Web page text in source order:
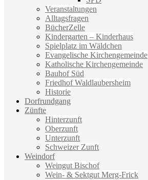
Veranstaltungen
Alltagsfragen
BücherZelle
Kindergarten – Kinderhaus
Spielplatz im Wäldchen
Evangelische Kirchengemeinde
Katholische Kirchengemeinde
Bauhof Süd
Friedhof Waldlaubersheim
Historie
Dorfrundgang
Zünfte
Hinterzunft
Oberzunft
Unterzunft
Schweizer Zunft
Weindorf
Weingut Bischof
Wein- & Sektgut Merg-Frick